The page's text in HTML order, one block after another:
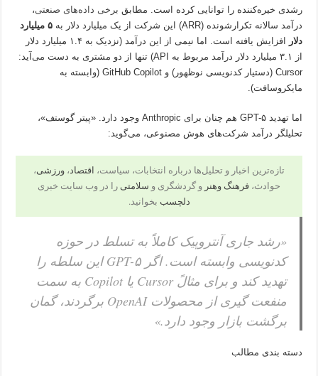
رشدی خیره‌کننده را توانایی کرده است. مطابق برخی داده‌های صنعتی،
درآمد سالانه تکرارشونده (ARR) این شرکت از یک میلیارد دلار به
۵ میلیارد
دلار
افزایش یافته است. اما نیمی از این درآمد (نزدیک به ۱.۴ میلیارد دلار
از ۳.۱ میلیارد دلار درآمد مربوط به API) تنها از دو مشتری به دست می‌آید:
Cursor (دستیار کدنویسی نوظهور) و GitHub Copilot (وابسته به
مایکروسافت).
اما تهدید GPT-۵ هم چنان برای Anthropic وجود دارد. «پیتر گوستف»،
تحلیلگر درآمد شرکت‌های هوش مصنوعی، می‌گوید:
تازه‌ترین اخبار و تحلیل‌ها درباره انتخابات، سیاست، اقتصاد، ورزشی،
حوادث، فرهنگ وهنر و گردشگری و سلامتی را در وب سایت خبری
دلچسب بخوانید.
«رشد جاری آنتروپیک کاملاً به تسلط در حوزه
کدنویسی وابسته است. اگر GPT-۵ این سلطه را
تهدید کند و برای مثالً Cursor یا Copilot به سمت
منفعت گیری از محصولات OpenAI برگردند، گمان
برگشت بازار وجود دارد.»
دسته بندی مطالب